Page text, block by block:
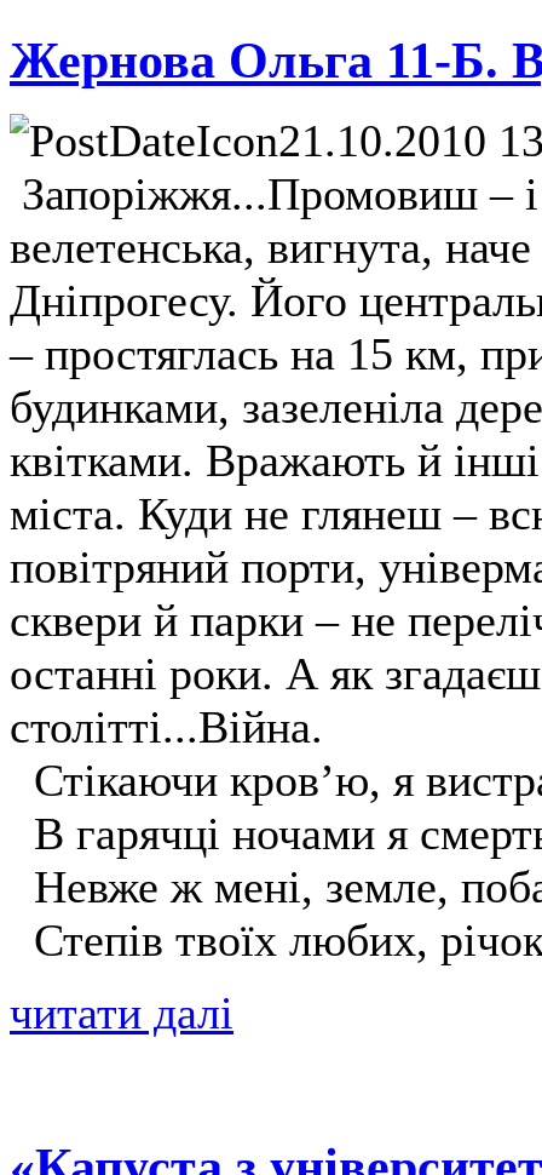
Жернова Ольга 11-Б.
21.10.2010
Запоріжжя...Промовиш – і
велетенська, вигнута,
Дніпрогесу. Його
– простяглась на 15 км,
будинками, зазеленіла
квітками. Вражають й
міста. Куди не глянеш –
повітряний порти,
сквери й парки – не
останні роки. А як
столітті...Війна.
Стікаючи кров’ю, я
В гарячці ночами я
Невже ж мені, земле,
Степів твоїх любих,
читати далі